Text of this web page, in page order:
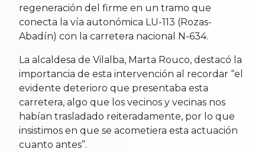
regeneración del firme en un tramo que
conecta la vía autonómica LU-113 (Rozas-
Abadín) con la carretera nacional N-634.
La alcaldesa de Vilalba, Marta Rouco, destacó la
importancia de esta intervención al recordar “el
evidente deterioro que presentaba esta
carretera, algo que los vecinos y vecinas nos
habían trasladado reiteradamente, por lo que
insistimos en que se acometiera esta actuación
cuanto antes”.